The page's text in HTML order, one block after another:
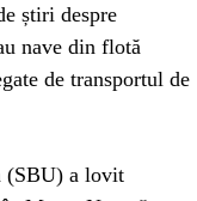
știri despre
nave din flotă
de transportul de
(SBU) a lovit